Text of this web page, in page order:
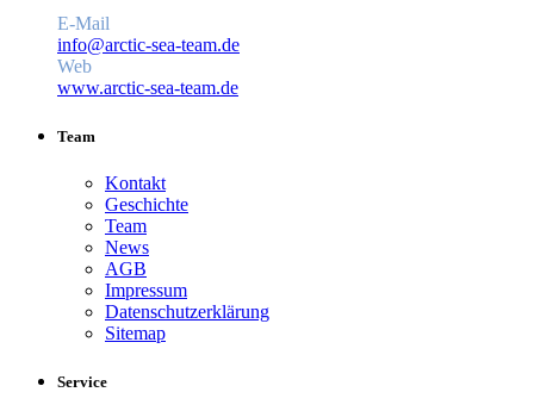
E-Mail
info@arctic-sea-team.de
Web
www.arctic-sea-team.de
Team
Kontakt
Geschichte
Team
News
AGB
Impressum
Datenschutzerklärung
Sitemap
Service